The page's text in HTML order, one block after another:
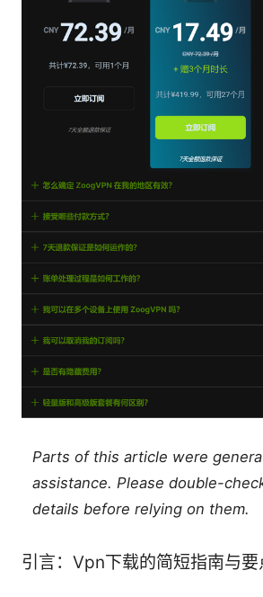
Parts of this article were
assistance. Please double-
details before relying on them.
引言：Vpn下载的简短指南与要